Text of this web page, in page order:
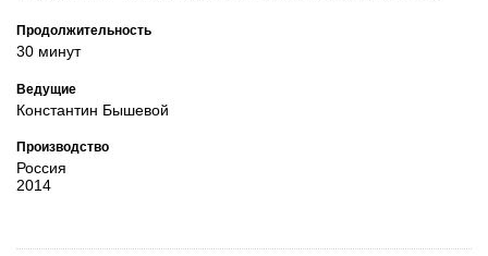
Продолжительность
30 минут
Ведущие
Константин Бышевой
Производство
Россия
2014